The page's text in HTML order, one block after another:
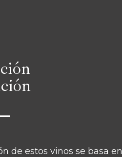
de estos vinos se basa en